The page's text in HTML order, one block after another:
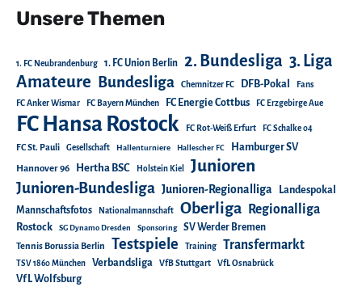
Unsere Themen
1. FC Neubrandenburg 1. FC Union Berlin 2. Bundesliga 3. Liga
Amateure Bundesliga Chemnitzer FC DFB-Pokal Fans
FC Anker Wismar FC Bayern München FC Energie Cottbus FC Erzgebirge Aue
FC Hansa Rostock FC Rot-Weiß Erfurt FC Schalke 04
FC St. Pauli Gesellschaft Hallenturniere Hallescher FC Hamburger SV
Hannover 96 Hertha BSC Holstein Kiel Junioren
Junioren-Bundesliga Junioren-Regionalliga
Landespokal
Mannschaftsfotos
Nationalmannschaft Oberliga Regionalliga
Rostock SG Dynamo Dresden Sponsoring SV Werder Bremen
Tennis Borussia Berlin Testspiele Training Transfermarkt
TSV 1860 München Verbandsliga VfB Stuttgart VfL Osnabrück
VfL Wolfsburg